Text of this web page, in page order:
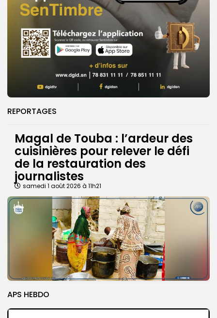
REPORTAGES
Magal de Touba : l’ardeur des
cuisinières pour relever le défi
de la restauration des
journalistes
samedi 1 août 2026 à 11h21
APS HEBDO